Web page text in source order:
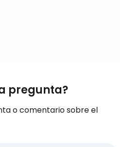
pregunta?
o comentario sobre el